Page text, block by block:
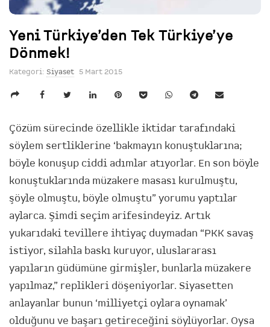
Yeni Türkiye’den Tek Türkiye’ye
Dönmek!
Kategori: Siyaset 5 Mart 2015
Çözüm sürecinde özellikle iktidar tarafındaki
söylem sertliklerine ‘bakmayın konuştuklarına;
böyle konuşup ciddi adımlar atıyorlar. En son böyle
konuştuklarında müzakere masası kurulmuştu,
şöyle olmuştu, böyle olmuştu” yorumu yaptılar
aylarca. Şimdi seçim arifesindeyiz. Artık
yukarıdaki tevillere ihtiyaç duymadan “PKK savaş
istiyor, silahla baskı kuruyor, uluslararası
yapıların güdümüne girmişler, bunlarla müzakere
yapılmaz,” replikleri döşeniyorlar. Siyasetten
anlayanlar bunun ‘milliyetçi oylara oynamak’
olduğunu ve başarı getireceğini söylüyorlar. Oysa